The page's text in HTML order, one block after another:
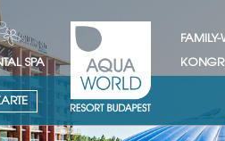
SPA
FAMILY-